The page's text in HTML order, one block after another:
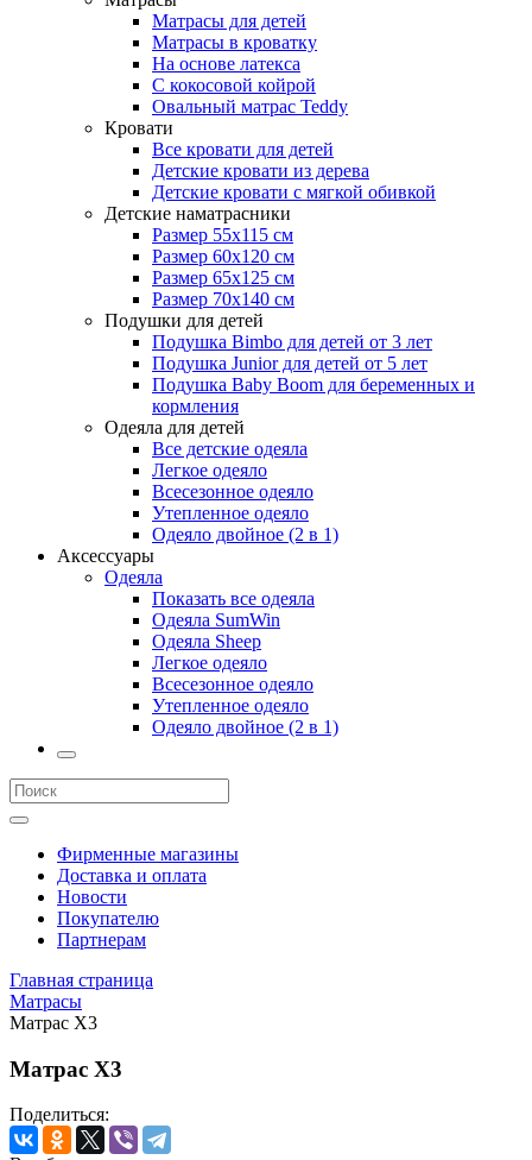
Матрасы для детей
Матрасы в кроватку
На основе латекса
С кокосовой койрой
Овальный матрас Teddy
Кровати
Все кровати для детей
Детские кровати из дерева
Детские кровати с мягкой обивкой
Детские наматрасники
Размер 55x115 см
Размер 60x120 см
Размер 65x125 см
Размер 70x140 см
Подушки для детей
Подушка Bimbo для детей от 3 лет
Подушка Junior для детей от 5 лет
Подушка Baby Boom для беременных и
кормления
Одеяла для детей
Все детские одеяла
Легкое одеяло
Всесезонное одеяло
Утепленное одеяло
Одеяло двойное (2 в 1)
Аксессуары
Одеяла
Показать все одеяла
Одеяла SumWin
Одеяла Sheep
Легкое одеяло
Всесезонное одеяло
Утепленное одеяло
Одеяло двойное (2 в 1)
Фирменные магазины
Доставка и оплата
Новости
Покупателю
Партнерам
Главная страница
Матрасы
Матрас X3
Матрас X3
Поделиться: